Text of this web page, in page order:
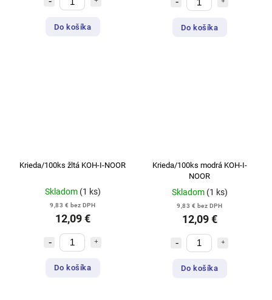
Do košíka Do košíka
Krieda/100ks žltá KOH-I-NOOR
Skladom (1 ks)
9,83 € bez DPH
12,09 €
Do košíka
Krieda/100ks modrá KOH-I-
NOOR
Skladom (1 ks)
9,83 € bez DPH
12,09 €
Do košíka